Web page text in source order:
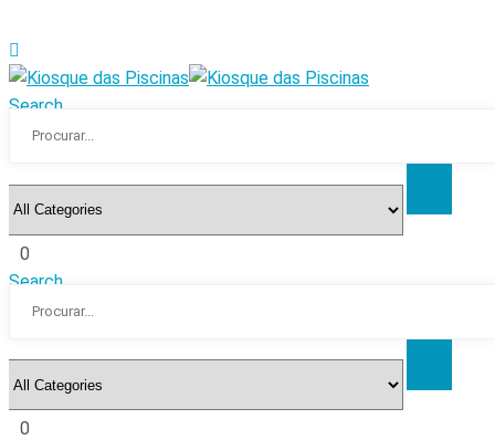
Search
0
Search
0